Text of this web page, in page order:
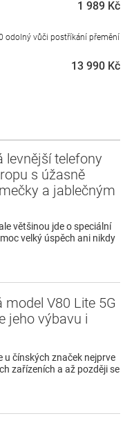
1 989 Kč
odolný vůči postříkání přemění
13 990 Kč
levnější telefony
s úžasně
a jablečným
většinou jde o speciální
velký úspěch ani nikdy
model V80 Lite 5G
jeho výbavu i
u čínských značek nejprve
zařízeních a až později se